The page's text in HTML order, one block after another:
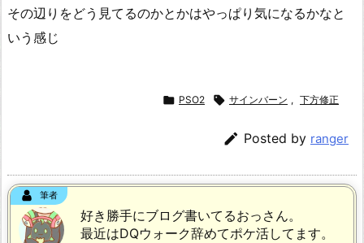
その辺りをどう見てるのかとかはやっぱり気になるかなと
いう感じ
 PSO2  サインバーン , 下方修正
 Posted by ranger
筆者
好き勝手にブログ書いてるおっさん。
最近はDQウォーク辞めてポケ活してます。